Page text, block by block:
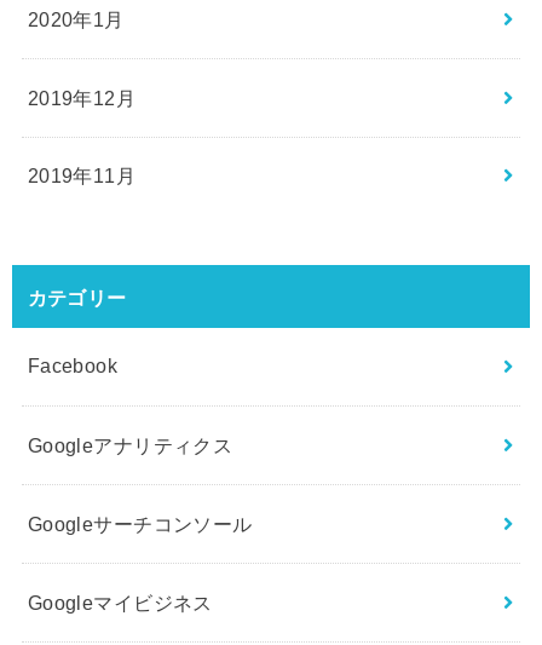
2020年1月
2019年12月
2019年11月
カテゴリー
Facebook
Googleアナリティクス
Googleサーチコンソール
Googleマイビジネス